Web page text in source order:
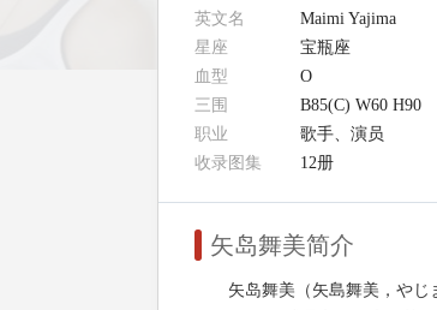
英文名
Maimi Yajima
星座
宝瓶座
血型
O
三围
B85(C) W60 H90
职业
歌手、演员
收录图集
12册
矢岛舞美简介
矢岛舞美（矢島舞美，やじ